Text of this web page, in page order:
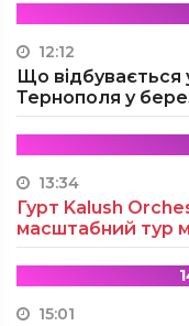
12:12
Що відбувається
Тернополя у
13:34
Гурт Kalush
масштабний тур
15:01